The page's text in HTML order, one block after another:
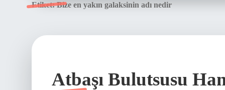
Etiket:Bize en yakın galaksinin adı nedir
Atbaşı Bulutsusu